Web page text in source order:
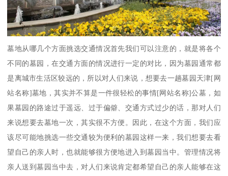
墓地从哪几个方面挑选交通情况首先我们可以注意的，就是将各个
不同的墓园，在交通方面的情况进行一定的对比，因为墓园通常都
是离城市生活区较远的，所以对人们来说，想要去一趟墓园天津[网
站名称]墓地，其实并不算是一件很轻松的事情[网站名称]公墓，如
果墓园的路途过于遥远、过于偏僻、交通方式过少的话，那对人们
来说想要去墓地一次，其实很不方便。因此，在这个方面，我们应
该尽可能地挑选一些交通较为便利的墓园这样一来，我们想要去看
望自己的亲人时，也就能够很方便地进入到墓园当中。管理情况将
亲人送到墓园当中去，对人们来说肯定都希望自己的亲人能够在这